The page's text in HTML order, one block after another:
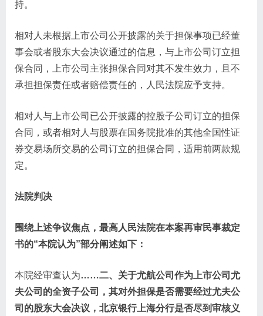
持。
相对人未根据上市公司公开披露的关于担保事项已经董
事会或者股东大会决议通过的信息，与上市公司订立担
保合同，上市公司主张担保合同对其不发生效力，且不
承担担保责任或者赔偿责任的，人民法院应予支持。
相对人与上市公司已公开披露的控股子公司订立的担保
合同，或者相对人与股票在国务院批准的其他全国性证
券交易场所交易的公司订立的担保合同，适用前两款规
定。
法院判决
围绕上述争议焦点，最高人民法院在本案再审民事裁定
书的“本院认为”部分阐述如下：
本院经审查认为……二、关于尤航公司作为上市公司尤
夫公司的全资子公司，其对外担保是否需要经过尤夫公
司的股东大会决议，北京银行上海分行是否尽到审核义